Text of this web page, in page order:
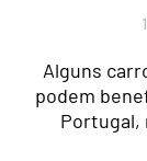
Alguns
podem
Portugal,